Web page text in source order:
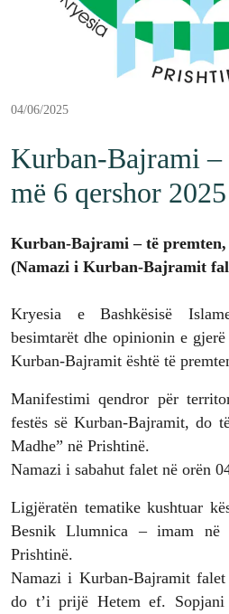
04/06/2025
Kurban-Bajrami –
më 6 qershor 2025
Kurban-Bajrami – të premten,
(Namazi i Kurban-Bajramit
Kryesia e Bashkësisë
besimtarët dhe opinionin e
Kurban-Bajramit është të
Manifestimi qendror për
festës së Kurban-Bajramit, do
Madhe” në Prishtinë.
Namazi i sabahut falet në orën
Ligjëratën tematike kushtuar
Besnik Llumnica – imam në
Prishtinë.
Namazi i Kurban-Bajramit
do t’i prijë Hetem ef.